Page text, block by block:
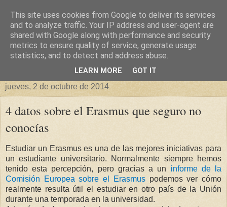
Blog sobre Negocios,
Tecnología y curiosidades
jueves, 2 de octubre de 2014
4 datos sobre el Erasmus que seguro no
conocías
Estudiar un Erasmus es una de las mejores iniciativas para
un estudiante universitario. Normalmente siempre hemos
tenido esta percepción, pero gracias a un informe de la
Comisión Europea sobre el Erasmuspodemos ver cómo
realmente resulta útil el estudiar en otro país de la Unión
durante una temporada en la universidad.
This site uses cookies from Google to deliver its services
and to analyze traffic. Your IP address and user-agent are
shared with Google along with performance and security
metrics to ensure quality of service, generate usage
statistics, and to detect and address abuse.
LEARN MORE GOT IT